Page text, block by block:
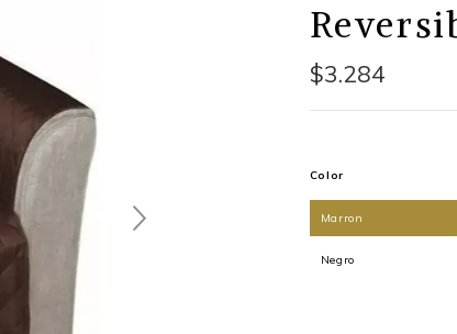
$3.284
Color
Marron
Negro